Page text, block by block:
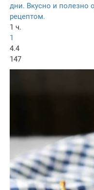
дни. Вкусно и полезно
рецептом.
1 ч.
1
4.4
147